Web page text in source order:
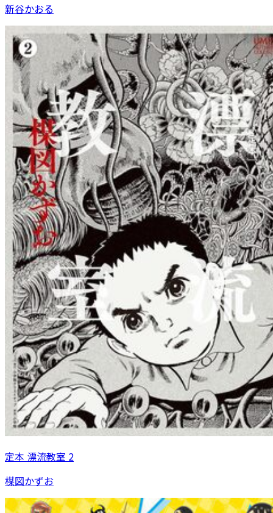
新谷かおる
定本 漂流教室 2
楳図かずお